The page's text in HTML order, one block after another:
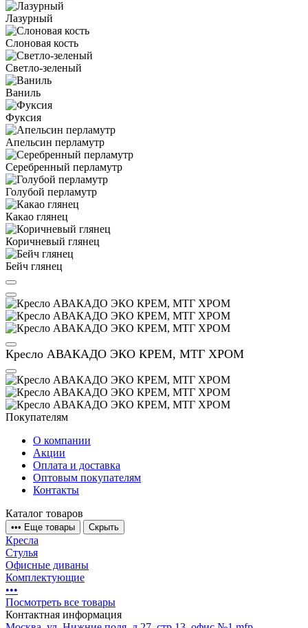
Лазурный
Слоновая кость
Светло-зеленый
Ваниль
Фуксия
Апельсин перламутр
Серебренный перламутр
Голубой перламутр
Какао глянец
Коричневый глянец
Бейч глянец
Кресло АВАКАДО ЭКО КРЕМ, МТГ ХРОМ
Покупателям
О компании
Акции
Оплата и доставка
Оптовым покупателям
Контакты
Каталог товаров
••• Еще товары Скрыть
Кресла
Стулья
Офисные диваны
Комплектующие
•••
Посмотреть все товары
Контактная информация